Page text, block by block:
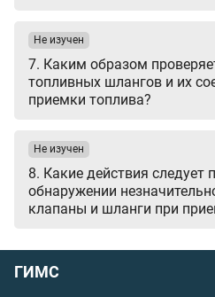
7. Каким образом
топливных шлангов и их
приемки топлива?
Не изучен
8. Какие действия следует
обнаружении
клапаны и шланги при
Не изучен
ГИМС